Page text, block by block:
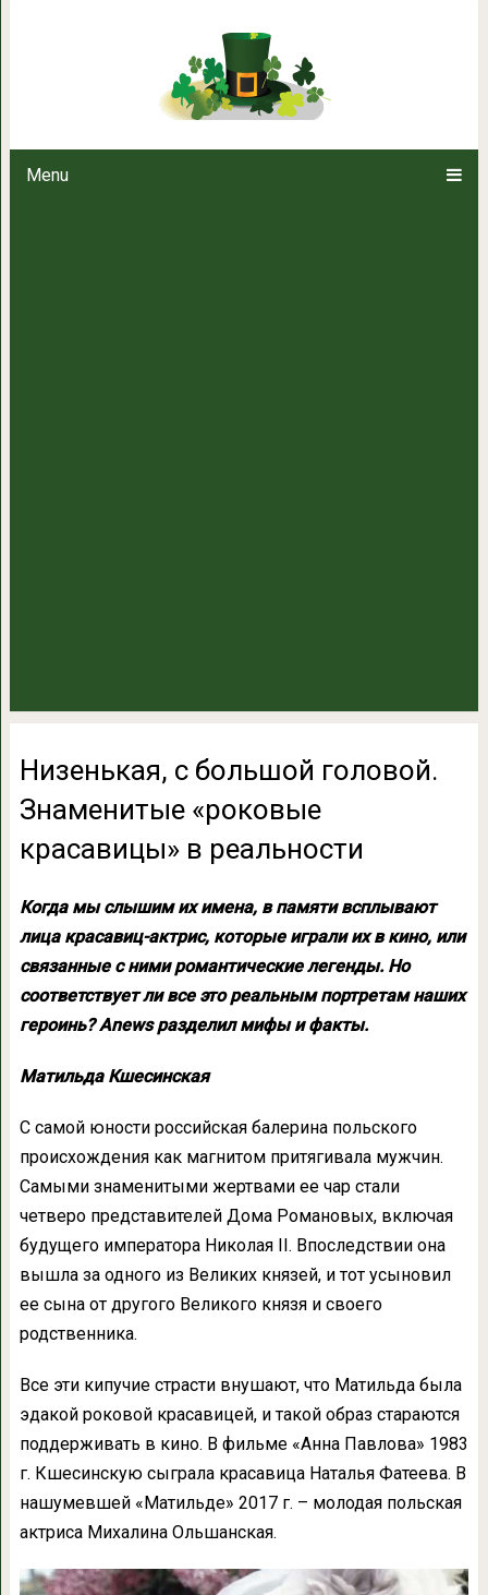
Menu
Низенькая, с большой
Низенькая, с большой головой.
Знаменитые «роковые
красавицы» в реальности
Когда мы слышим их имена, в памяти всплывают
лица красавиц-актрис, которые играли их в кино, или
связанные с ними романтические легенды. Но
соответствует ли все это реальным портретам наших
героинь? Anews разделил мифы и факты.
Матильда Кшесинская
С самой юности российская балерина польского
происхождения как магнитом притягивала мужчин.
Самыми знаменитыми жертвами ее чар стали
четверо представителей Дома Романовых, включая
будущего императора Николая II. Впоследствии она
вышла за одного из Великих князей, и тот усыновил
ее сына от другого Великого князя и своего
родственника.
Все эти кипучие страсти внушают, что Матильда была
эдакой роковой красавицей, и такой образ стараются
поддерживать в кино. В фильме «Анна Павлова» 1983
г. Кшесинскую сыграла красавица Наталья Фатеева. В
нашумевшей «Матильде» 2017 г. – молодая польская
актриса Михалина Ольшанская.